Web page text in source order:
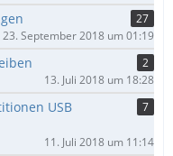
27
23. September 2018 um 01:19
2
13. Juli 2018 um 18:28
USB
7
11. Juli 2018 um 11:14